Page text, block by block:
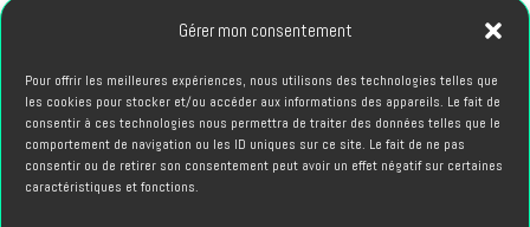
Gérer mon consentement
Pour offrir les meilleures expériences, nous utilisons des technologies telles que
les cookies pour stocker et/ou accéder aux informations des appareils. Le fait de
consentir à ces technologies nous permettra de traiter des données telles que le
comportement de navigation ou les ID uniques sur ce site. Le fait de ne pas
consentir ou de retirer son consentement peut avoir un effet négatif sur certaines
caractéristiques et fonctions.
PROJETS
hello@cubriks.com
CANDIDATURES